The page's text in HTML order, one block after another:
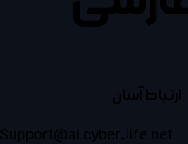
ارتباط آسان
Support@ai.cyber-life.net